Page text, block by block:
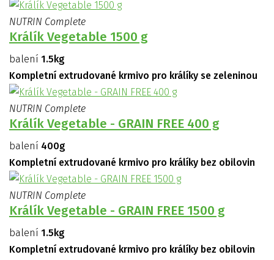
NUTRIN Complete
Králík Vegetable 1500 g
balení 1.5kg
Kompletní extrudované krmivo pro králíky se zeleninou
NUTRIN Complete
Králík Vegetable - GRAIN FREE 400 g
balení 400g
Kompletní extrudované krmivo pro králíky bez obilovin
NUTRIN Complete
Králík Vegetable - GRAIN FREE 1500 g
balení 1.5kg
Kompletní extrudované krmivo pro králíky bez obilovin